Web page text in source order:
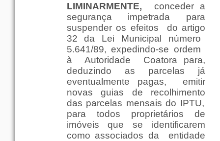
LIMINARMENTE, concedera
segurança impetrada para
suspenderos efeitos do artigo
32 da Lei Municipal número
5.641/89, expedindo-se ordem
à
Autoridade Coatora para,
deduzindo as parcelas
já
eventualmente
pagas,
emitir
novas
guias de recolhimento
das parcelas mensais do IPTU,
para
todos proprietários de
imóveis
que se identificarem
como associados da
entidade